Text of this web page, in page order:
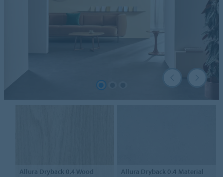
Allura Dryback 0.4 Wood Allura Dryback 0.4 Material